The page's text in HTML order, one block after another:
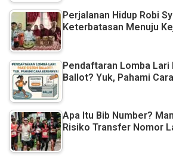
Perjalanan Hidup Robi
Keterbatasan Menuju
Pendaftaran Lomba Lari
Ballot? Yuk, Pahami
Apa Itu Bib Number?
Risiko Transfer Nomor